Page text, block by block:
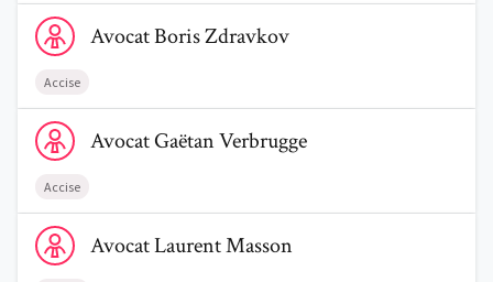
Une start-up 100% indépendante
Voir le profil de AvocatBoris Zdravkov
AvocatBorisZdravkov
Accise
Voir le profil de AvocatGaëtan Verbrugge
AvocatGaëtanVerbrugge
Accise
Voir le profil de AvocatLaurent Masson
AvocatLaurentMasson